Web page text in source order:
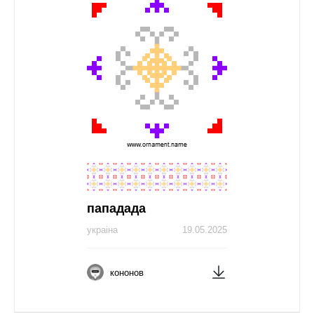
пападада
19.05.2025
украіна
кононов